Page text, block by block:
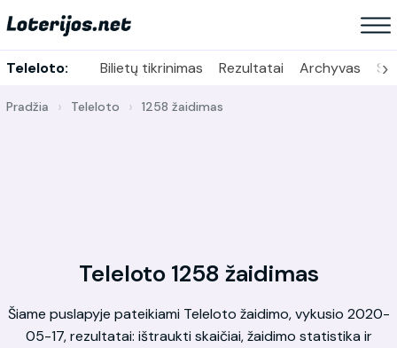
Teleloto: Bilietų tikrinimas Rezultatai Archyvas ›
Pradžia Teleloto 1258 žaidimas
Teleloto 1258 žaidimas
Šiame puslapyje pateikiami Teleloto žaidimo, vykusio 2020-
05-17, rezultatai: ištraukti skaičiai, žaidimo statistika ir